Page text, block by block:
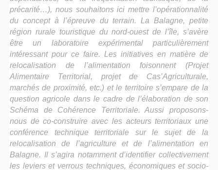
précarité…), nous souhaitons ici mettre l’opérationnalité
du concept à l’épreuve du terrain. La Balagne, petite
région rurale touristique du nord-ouest de l’île, s’avère
être un laboratoire expérimental particulièrement
intéressant pour ce faire. Les initiatives en matière de
relocalisation de l’alimentation foisonnent (Projet
Alimentaire Territorial, projet de Cas’Agriculturale,
marchés de proximité, etc.) et le territoire s’empare de la
question agricole dans le cadre de l’élaboration de son
Schéma de Cohérence Territoriale. Aussi proposons-
nous de co-construire avec les acteurs territoriaux une
conférence technique territoriale sur le sujet de la
relocalisation de l’agriculture et de l’alimentation en
Balagne. Il s’agira notamment d’identifier collectivement
les leviers et verrous techniques, économiques et socio-